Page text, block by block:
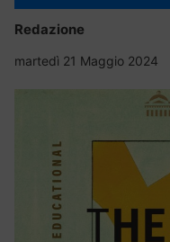
Redazione
martedì 21 Maggio 2024